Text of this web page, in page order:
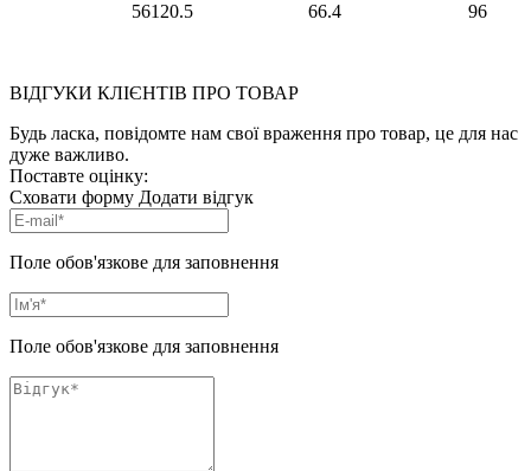
56120.5 66.4 96
ВІДГУКИ КЛІЄНТІВ ПРО ТОВАР
Будь ласка, повідомте нам свої враження про товар, це для нас
дуже важливо.
Поставте оцінку:
Сховати форму Додати відгук
Поле обов'язкове для заповнення
Поле обов'язкове для заповнення